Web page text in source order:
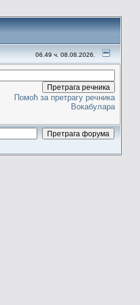
06.49 ч. 08.08.2026.
Помоћ за претрагу речника
Вокабулара